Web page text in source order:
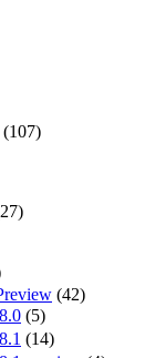
(107)
(42)
(5)
(14)